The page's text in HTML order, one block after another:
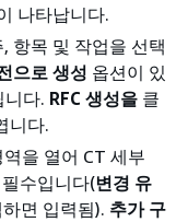
나타납니다.
항목 및 작업을 선택
으로 생성 옵션이 있
니다. RFC 생성을 클
니다.
을 열어 CT 세부
수입니다(변경 유
면 입력됨). 추가 구